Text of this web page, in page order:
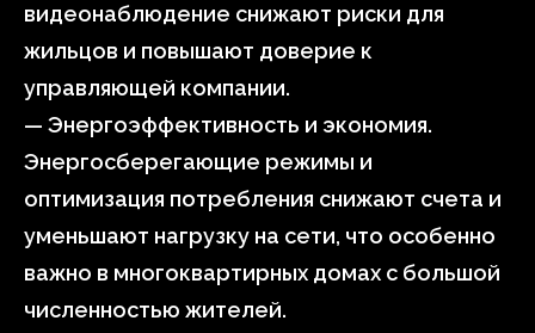
видеонаблюдение снижают риски для
жильцов и повышают доверие к
управляющей компании.
— Энергоэффективность и экономия.
Энергосберегающие режимы и
оптимизация потребления снижают счета и
уменьшают нагрузку на сети, что особенно
важно в многоквартирных домах с большой
численностью жителей.